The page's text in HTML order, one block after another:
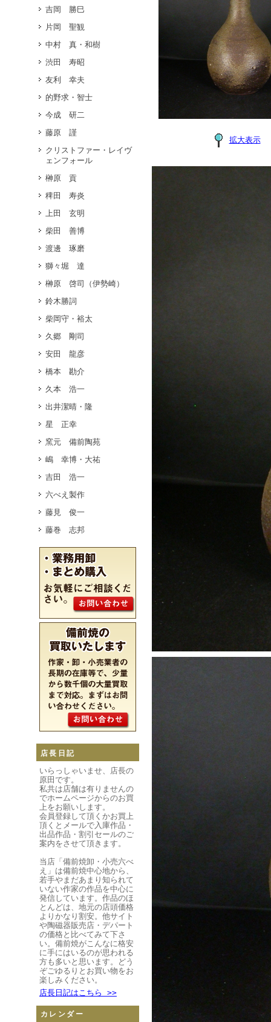
吉岡 勝巳
片岡 聖観
中村 真・和樹
渋田 寿昭
友利 幸夫
的野求・智士
今成 研二
藤原 謹
クリストファー・レイヴ
ェンフォール
榊原 貢
稗田 寿炎
上田 玄明
柴田 善博
渡邊 琢磨
獅々堀 達
榊原 啓司（伊勢崎）
鈴木勝詞
柴岡守・裕太
久郷 剛司
安田 龍彦
橋本 勘介
久本 浩一
出井潔晴・隆
星 正幸
窯元 備前陶苑
嶋 幸博・大祐
吉田 浩一
六べえ製作
藤見 俊一
藤巻 志邦
店長日記
いらっしゃいませ、店長の
原田です。
私共は店舗は有りませんの
でホームページからのお買
上をお願いします。
会員登録して頂くかお買上
頂くとメールで入庫作品・
出品作品・割引セールのご
案内をさせて頂きます。
当店「備前焼卸・小売六べ
え」は備前焼中心地から、
若手やまだあまり知られて
いない作家の作品を中心に
発信しています。作品のほ
とんどは、地元の店頭価格
よりかなり割安。他サイト
や陶磁器販売店・デパート
の価格と比べてみて下さ
い。備前焼がこんなに格安
に手にはいるのが思われる
方も多いと思います。どう
ぞごゆるりとお買い物をお
楽しみください。
店長日記はこちら >>
カレンダー
拡大表示